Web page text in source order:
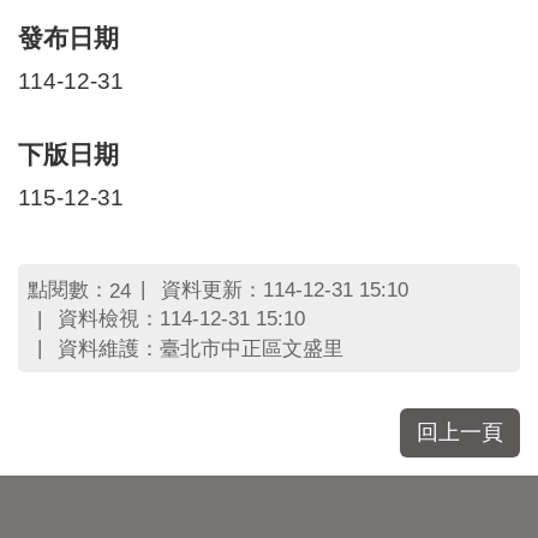
發布日期
114-12-31
下版日期
115-12-31
點閱數： 24
資料更新：114-12-31 15:10
資料檢視：114-12-31 15:10
資料維護：臺北市中正區文盛里
回上一頁